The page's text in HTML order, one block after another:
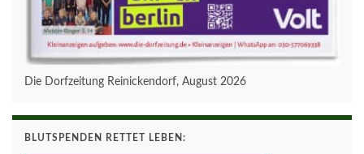
Die Dorfzeitung Reinickendorf, August 2026
BLUTSPENDEN RETTET LEBEN: